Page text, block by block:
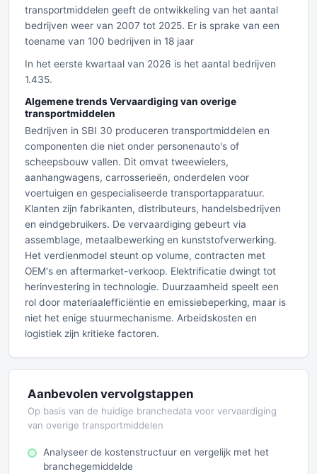
transportmiddelen geeft de ontwikkeling van het aantal
bedrijven weer van 2007 tot 2025. Er is sprake van een
toename van 100 bedrijven in 18 jaar
In het eerste kwartaal van 2026 is het aantal bedrijven
1.435.
Algemene trends Vervaardiging van overige
transportmiddelen
Bedrijven in SBI 30 produceren transportmiddelen en
componenten die niet onder personenauto's of
scheepsbouw vallen. Dit omvat tweewielers,
aanhangwagens, carrosserieën, onderdelen voor
voertuigen en gespecialiseerde transportapparatuur.
Klanten zijn fabrikanten, distributeurs, handelsbedrijven
en eindgebruikers. De vervaardiging gebeurt via
assemblage, metaalbewerking en kunststofverwerking.
Het verdienmodel steunt op volume, contracten met
OEM's en aftermarket-verkoop. Elektrificatie dwingt tot
herinvestering in technologie. Duurzaamheid speelt een
rol door materiaalefficiëntie en emissiebeperking, maar is
niet het enige stuurmechanisme. Arbeidskosten en
logistiek zijn kritieke factoren.
Aanbevolen vervolgstappen
Op basis van de huidige branchedata voor vervaardiging
van overige transportmiddelen
Analyseer de kostenstructuur en vergelijk met het
branchegemiddelde